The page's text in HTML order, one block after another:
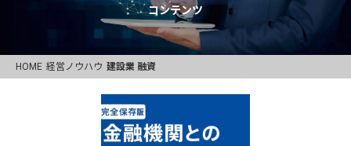
コンテンツ
HOME 経営ノウハウ 建設業 融資